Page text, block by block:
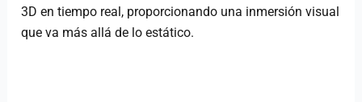
3D en tiempo real, proporcionando una inmersión visual
que va más allá de lo estático.